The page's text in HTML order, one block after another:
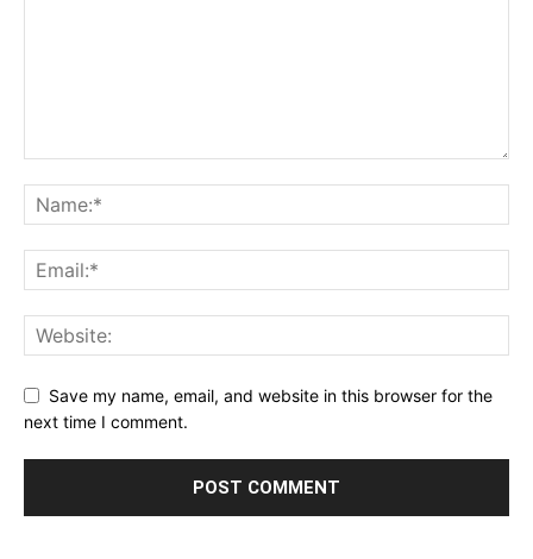
Save my name, email, and website in this browser for the
next time I comment.